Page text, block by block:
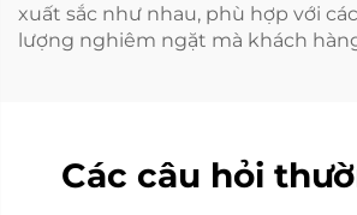
xuất sắc như nhau, phù hợp với
lượng nghiêm ngặt mà khách
Các câu hỏi